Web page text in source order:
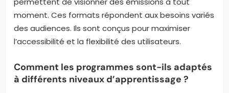
moment. Ces formats répondent aux besoins variés
des audiences. Ils sont conçus pour maximiser
l’accessibilité et la flexibilité des utilisateurs.
Comment les programmes sont-ils adaptés
à différents niveaux d’apprentissage ?